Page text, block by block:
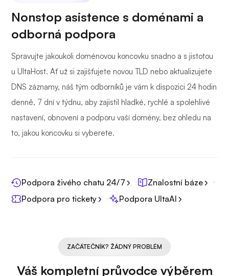
Nonstop asistence s doménami a
odborná podpora
Spravujte jakoukoli doménovou koncovku snadno a s jistotou
u UltaHost. Ať už si zajišťujete novou TLD nebo aktualizujete
DNS záznamy, náš tým odborníků je vám k dispozici 24 hodin
denně, 7 dní v týdnu, aby zajistil hladké, rychlé a spolehlivé
nastavení, obnovení a podporu vaší domény, bez ohledu na
to, jakou koncovku si vyberete.
Podpora živého chatu 24/7
Znalostní báze
Podpora pro tickety
Podpora UltaAI
ZAČÁTEČNÍK? ŽÁDNÝ PROBLÉM
Váš kompletní průvodce výběrem